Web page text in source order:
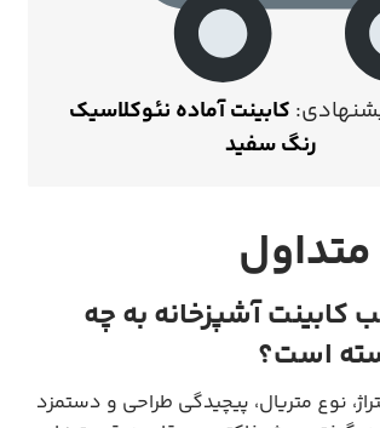
کابینت آماده نئوکلاسیک
رنگ سفید
کابینت آشپزخانه به چه
است؟
نوع متریال، پیچیدگی طراحی و دستمزد